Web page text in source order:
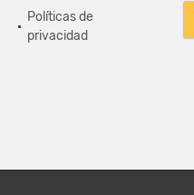
Políticas de
privacidad